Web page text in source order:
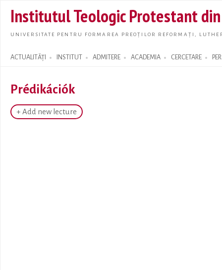
main
Institutul Teologic Protestant
UNIVERSITATE PENTRU FORMAREA PREOȚILOR REFORMAȚI,
ACTUALITĂȚI INSTITUT ADMITERE ACADEMIA CERCETARE
Search form
Prédikációk
+ Add new lecture